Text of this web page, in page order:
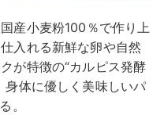
産小麦粉100％で作り上
入れる新鮮な卵や自然
が特徴の“カルピス発酵
身体に優しく美味しいパ
。